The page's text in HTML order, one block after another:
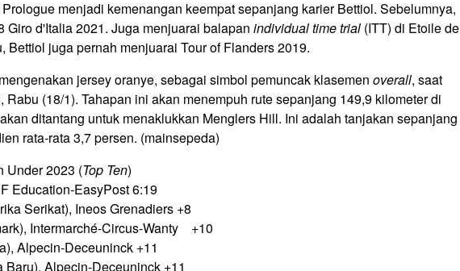
menjadi kemenangan keempat sepanjang karier Bettiol. Sebelumnya,
Giro d'Italia 2021. Juga menjuarai balapan individual time trial (ITT) di Etoile de
Bettiol juga pernah menjuarai Tour of Flanders 2019.
jersey oranye, sebagai simbol pemuncak klasemen overall, saat
Rabu (18/1). Tahapan ini akan menempuh rute sepanjang 149,9 kilometer di
ditantang untuk menaklukkan Menglers Hill. Ini adalah tanjakan sepanjang
rata-rata 3,7 persen. (mainsepeda)
Under 2023 (Top Ten)
Education-EasyPost 6:19
Serikat), Ineos Grenadiers +8
Intermarché-Circus-Wanty +10
Alpecin-Deceuninck +11
Alpecin-Deceuninck +11